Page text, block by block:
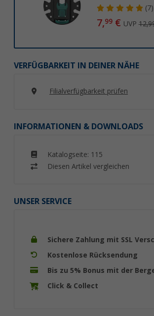
(7)
7,99€ UVP
VERFÜGBARKEIT IN DEINER NÄHE
Filialverfügbarkeit prüfen
INFORMATIONEN & DOWNLOADS
Katalogseite: 115
Diesen Artikel vergleichen
UNSER SERVICE
Sichere Zahlung mit SSL
Kostenlose Rücksendung
Bis zu 5% Bonus mit der
Click & Collect
(24)
UVP 74,99 €
weiß 6 mm,